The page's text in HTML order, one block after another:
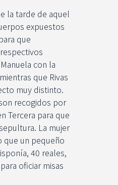
la tarde de aquel
expuestos
que
con la
que Rivas
muy distinto.
recogidos por
Tercera para que
La mujer
que un pequeño
40 reales,
oficiar misas